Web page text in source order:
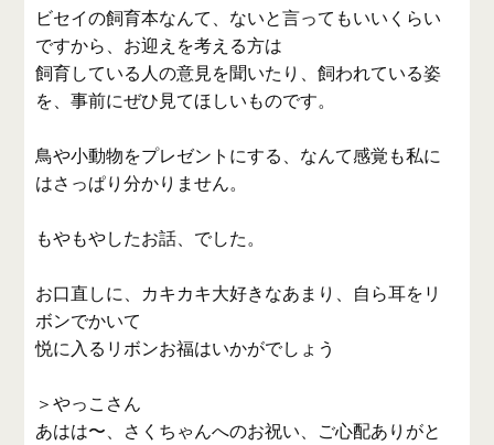
ビセイの飼育本なんて、ないと言ってもいいくらい
ですから、お迎えを考える方は
飼育している人の意見を聞いたり、飼われている姿
を、事前にぜひ見てほしいものです。
鳥や小動物をプレゼントにする、なんて感覚も私に
はさっぱり分かりません。
もやもやしたお話、でした。
お口直しに、カキカキ大好きなあまり、自ら耳をリ
ボンでかいて
悦に入るリボンお福はいかがでしょう
＞やっこさん
あはは〜、さくちゃんへのお祝い、ご心配ありがと